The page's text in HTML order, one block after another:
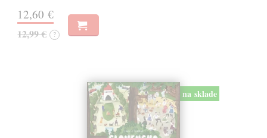
12,60 €
12,99 € ?
na sklade